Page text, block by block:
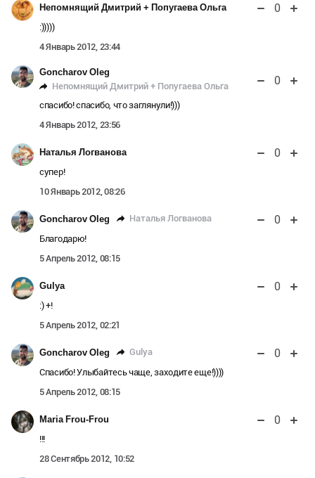
Непомнящий Дмитрий + Попугаева Ольга 0
:)))))
4 Январь 2012, 23:44
Goncharov Oleg
Непомнящий Дмитрий + Попугаева Ольга
0
спасибо! спасибо, что заглянули!)))
4 Январь 2012, 23:56
Наталья Логванова 0
супер!
10 Январь 2012, 08:26
Goncharov Oleg Наталья Логванова 0
Благодарю!
5 Апрель 2012, 08:15
Gulya 0
:) +!
5 Апрель 2012, 02:21
Goncharov Oleg Gulya 0
Спасибо! Улыбайтесь чаще, заходите еще!))))
5 Апрель 2012, 08:15
Maria Frou-Frou 0
!!!
28 Сентябрь 2012, 10:52